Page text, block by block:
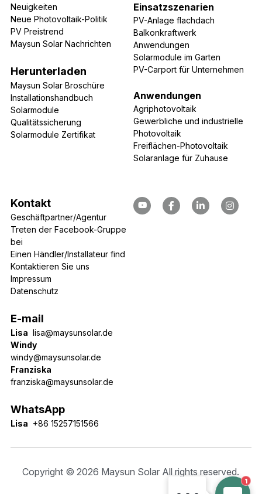
Neuigkeiten
Neue Photovoltaik-Politik
PV Preistrend
Maysun Solar Nachrichten
Herunterladen
Maysun Solar Broschüre
Installationshandbuch
Solarmodule
Qualitätssicherung
Solarmodule Zertifikat
Einsatzszenarien
PV-Anlage flachdach
Balkonkraftwerk
Anwendungen
Solarmodule im Garten
PV-Carport für Unternehmen
Anwendungen
Agriphotovoltaik
Gewerbliche und industrielle
Photovoltaik
Freiflächen-Photovoltaik
Solaranlage für Zuhause
Kontakt
Geschäftpartner/Agentur
Treten der Facebook-Gruppe
bei
Einen Händler/Installateur find
Kontaktieren Sie uns
Impressum
Datenschutz
E-mail
Lisa lisa@maysunsolar.de
Windy
windy@maysunsolar.de
Franziska
franziska@maysunsolar.de
WhatsApp
Lisa
  +86 15257151566
Copyright © 2026 Maysun Solar All rights reserved.
1